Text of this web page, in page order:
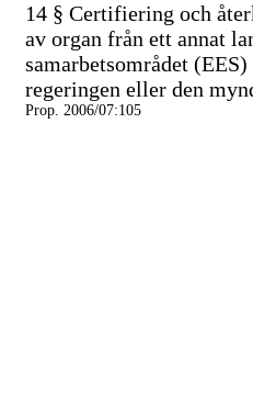
14 § Certifiering och
av organ från ett annat
samarbetsområdet
regeringen eller den
Prop. 2006/07:105